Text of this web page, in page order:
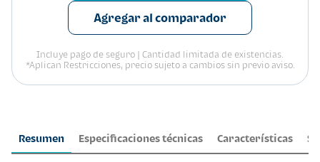
Resumen Especificaciones técnicas Características
Agregar al comparador
Incluye pago de seguro | Cantidad limitada de existencias.
*Aplican Restricciones, precio sujeto a cambios sin previo aviso.